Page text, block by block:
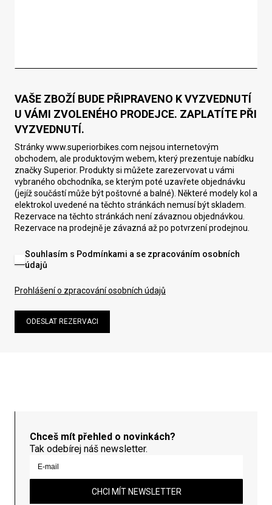
VAŠE ZBOŽÍ BUDE PŘIPRAVENO K VYZVEDNUTÍ
U VÁMI ZVOLENÉHO PRODEJCE. ZAPLATÍTE PŘI
VYZVEDNUTÍ.
Stránky www.superiorbikes.com nejsou internetovým
obchodem, ale produktovým webem, který prezentuje nabídku
značky Superior. Produkty si můžete zarezervovat u vámi
vybraného obchodníka, se kterým poté uzavřete objednávku
(jejíž součástí může být poštovné a balné). Některé modely kol a
elektrokol uvedené na těchto stránkách nemusí být skladem.
Rezervace na těchto stránkách není závaznou objednávkou.
Rezervace na prodejně je závazná až po potvrzení prodejnou.
Souhlasím s Podmínkami a se zpracováním osobních
údajů
Prohlášení o zpracování osobních údajů
ODESLAT REZERVACI
Chceš mít přehled o novinkách?
Tak odebírej náš newsletter.
CHCI MÍT NEWSLETTER